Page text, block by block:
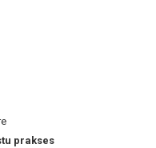
prakses